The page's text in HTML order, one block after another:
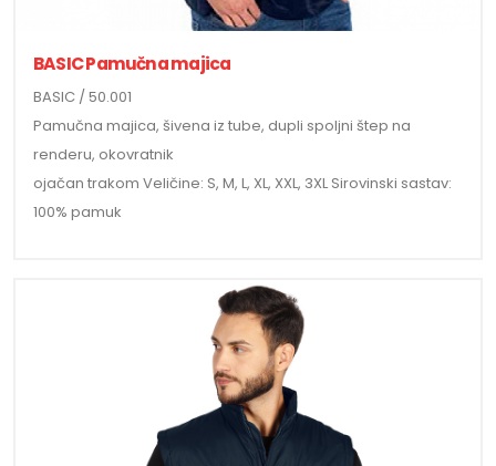
BASIC Pamučna majica
BASIC / 50.001
Pamučna majica, šivena iz tube, dupli spoljni štep na
renderu, okovratnik
ojačan trakom Veličine: S, M, L, XL, XXL, 3XL Sirovinski sastav:
100% pamuk